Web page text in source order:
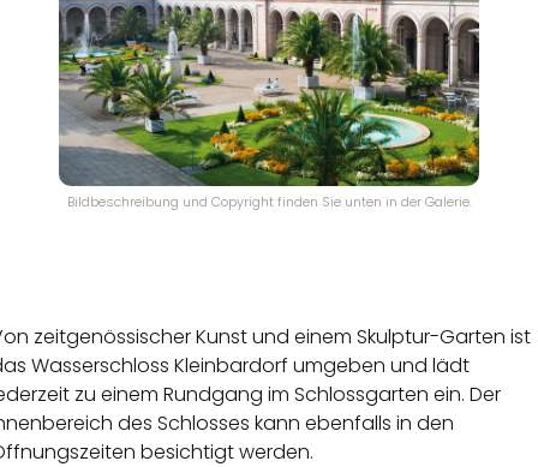
Bildbeschreibung und Copyright finden Sie unten in der Galerie.
zeitgenössischer Kunst und einem Skulptur-Garten ist
Wasserschloss Kleinbardorf umgeben und lädt
zu einem Rundgang im Schlossgarten ein. Der
des Schlosses kann ebenfalls in den
besichtigt werden.